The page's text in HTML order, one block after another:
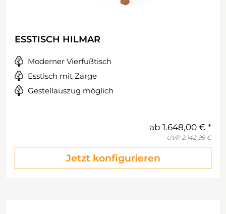
ESSTISCH HILMAR
Moderner Vierfußtisch
Esstisch mit Zarge
Gestellauszug möglich
ab 1.648,00 €
UVP 2.142,99 €
Jetzt konfigurieren